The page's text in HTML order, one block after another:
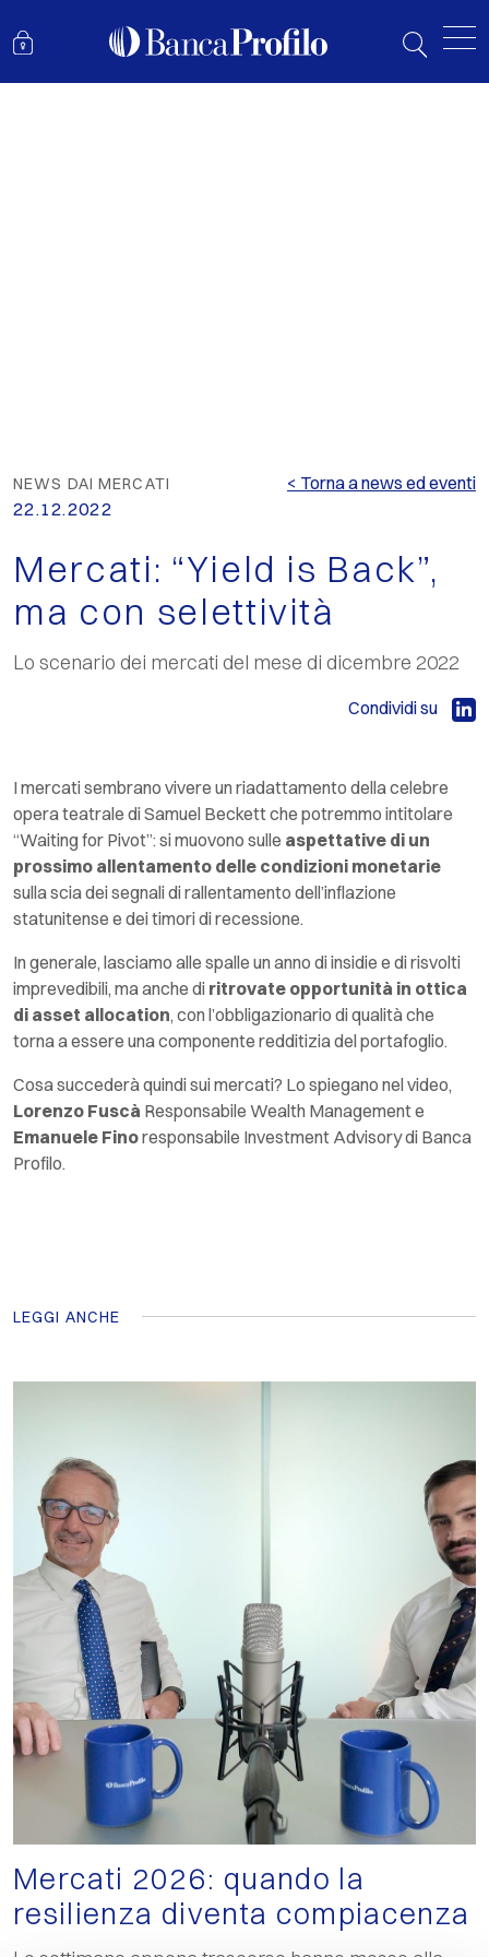
MERCATI: “YIELD IS BACK”, MA CON SELETTIVITÀ
NEWS DAI MERCATI
22.12.2022
< Torna a news ed eventi
Mercati: “Yield is Back”,
ma con selettività
Lo scenario dei mercati del mese di dicembre 2022
Condividi su
I mercati sembrano vivere un riadattamento della celebre
opera teatrale di Samuel Beckett che potremmo intitolare
“Waiting for Pivot”: si muovono sulle aspettative di un
prossimo allentamento delle condizioni monetarie
sulla scia dei segnali di rallentamento dell’inflazione
statunitense e dei timori di recessione.
In generale, lasciamo alle spalle un anno di insidie e di risvolti
imprevedibili, ma anche di ritrovate opportunità in ottica
di asset allocation, con l’obbligazionario di qualità che
torna a essere una componente redditizia del portafoglio.
Cosa succederà quindi sui mercati? Lo spiegano nel video,
Lorenzo Fuscà Responsabile Wealth Management e
Emanuele Finoresponsabile Investment Advisory di Banca
Profilo.
LEGGI ANCHE
Mercati 2026: quando la
resilienza diventa compiacenza